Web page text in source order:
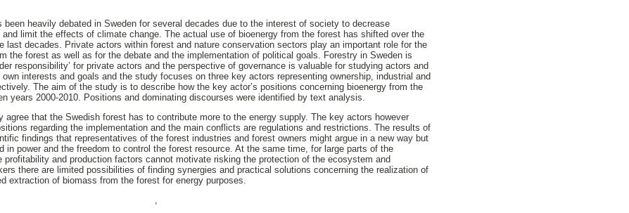
been heavily debated in Sweden for several decades due to the interest of society to decrease
limit the effects of climate change. The actual use of bioenergy from the forest has shifted over the
last decades. Private actors within forest and nature conservation sectors play an important role for the
the forest as well as for the debate and the implementation of political goals. Forestry in Sweden is
responsibility’ for private actors and the perspective of governance is valuable for studying actors and
interests and goals and the study focuses on three key actors representing ownership, industrial and
The aim of the study is to describe how the key actor’s positions concerning bioenergy from the
years 2000-2010. Positions and dominating discourses were identified by text analysis.
that the Swedish forest has to contribute more to the energy supply. The key actors however
regarding the implementation and the main conflicts are regulations and restrictions. The results of
findings that representatives of the forest industries and forest owners might argue in a new way but
in power and the freedom to control the forest resource. At the same time, for large parts of the
profitability and production factors cannot motivate risking the protection of the ecosystem and
there are limited possibilities of finding synergies and practical solutions concerning the realization of
extraction of biomass from the forest for energy purposes.